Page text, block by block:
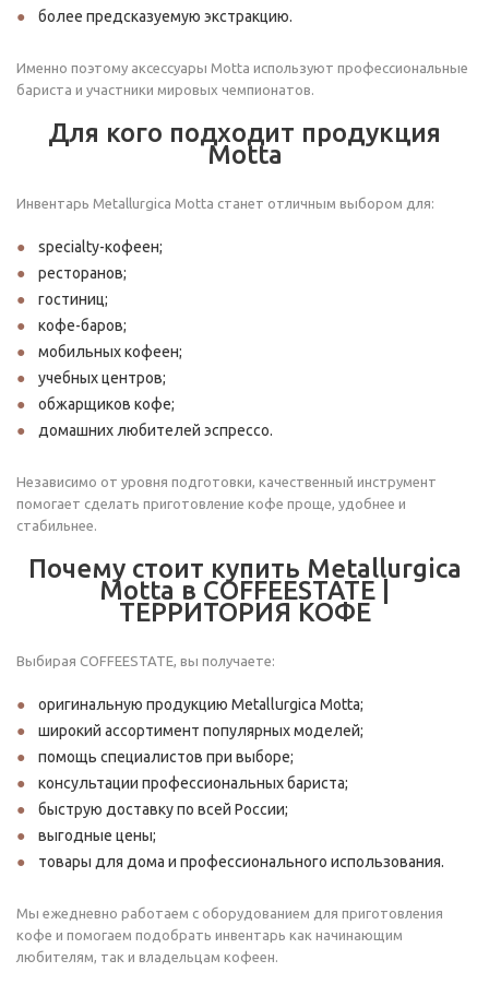
более предсказуемую экстракцию.
Именно поэтому аксессуары Motta используют профессиональные
бариста и участники мировых чемпионатов.
Для кого подходит продукция
Motta
Инвентарь Metallurgica Motta станет отличным выбором для:
specialty-кофеен;
ресторанов;
гостиниц;
кофе-баров;
мобильных кофеен;
учебных центров;
обжарщиков кофе;
домашних любителей эспрессо.
Независимо от уровня подготовки, качественный инструмент
помогает сделать приготовление кофе проще, удобнее и
стабильнее.
Почему стоит купить Metallurgica
Motta в COFFEESTATE |
ТЕРРИТОРИЯ КОФЕ
Выбирая COFFEESTATE, вы получаете:
оригинальную продукцию Metallurgica Motta;
широкий ассортимент популярных моделей;
помощь специалистов при выборе;
консультации профессиональных бариста;
быструю доставку по всей России;
выгодные цены;
товары для дома и профессионального использования.
Мы ежедневно работаем с оборудованием для приготовления
кофе и помогаем подобрать инвентарь как начинающим
любителям, так и владельцам кофеен.